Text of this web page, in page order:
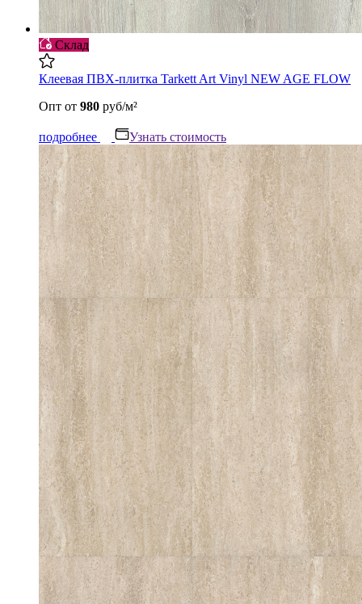
Склад
Клеевая ПВХ-плитка Tarkett Art Vinyl NEW AGE FLOW
Опт от 980 руб/м²
подробнее Узнать стоимость